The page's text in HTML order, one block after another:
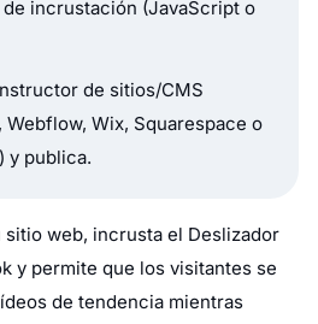
incrustación (JavaScript o
de sitios/CMS
Webflow, Wix, Squarespace o
y publica.
sitio web, incrusta el Deslizador
y permite que los visitantes se
de tendencia mientras